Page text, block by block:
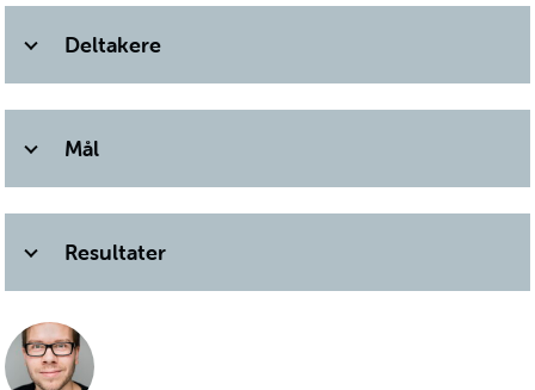
Deltakere
Mål
Resultater